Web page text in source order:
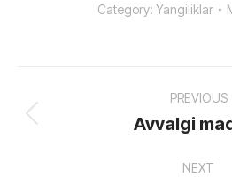
Category: Yangiliklar
navigation
PREVIOUS
Avvalgi
NEXT